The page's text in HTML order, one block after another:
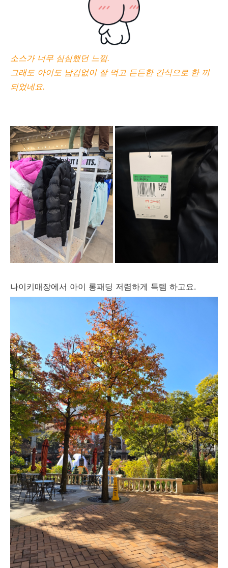
소스가 너무 심심했던 느낌.
그래도 아이도 남김없이 잘 먹고 든든한 간식으로 한 끼
되었네요.
나이키매장에서 아이 롱패딩 저렴하게 득템 하고요.